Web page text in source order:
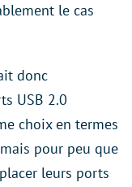
le cas
donc
USB 2.0
choix en termes
pour peu que
leurs ports